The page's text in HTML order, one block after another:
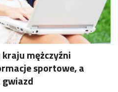
mężczyźni
sportowe, a